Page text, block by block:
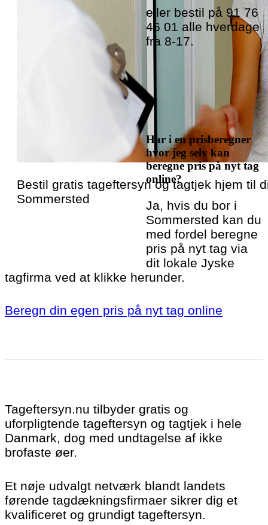
Bestil gratis tageftersyn og tagtjek hjem til
Sommersted
eller bestil på 91 76
46 01 alle hverdage
fra 8-17.
Har i en prisberegner
hvor jeg selv kan
beregne pris på nyt tag
online?
Ja, hvis du bor i
Sommersted kan du
med fordel beregne
pris på nyt tag via
dit lokale Jyske
tagfirma ved at klikke herunder.
Beregn din egen pris på nyt tag online
Tageftersyn.nu tilbyder gratis og
uforpligtende tageftersyn og tagtjek i hele
Danmark, dog med undtagelse af ikke
brofaste øer.
Et nøje udvalgt netværk blandt landets
førende tagdækningsfirmaer sikrer dig et
kvalificeret og grundigt tageftersyn.